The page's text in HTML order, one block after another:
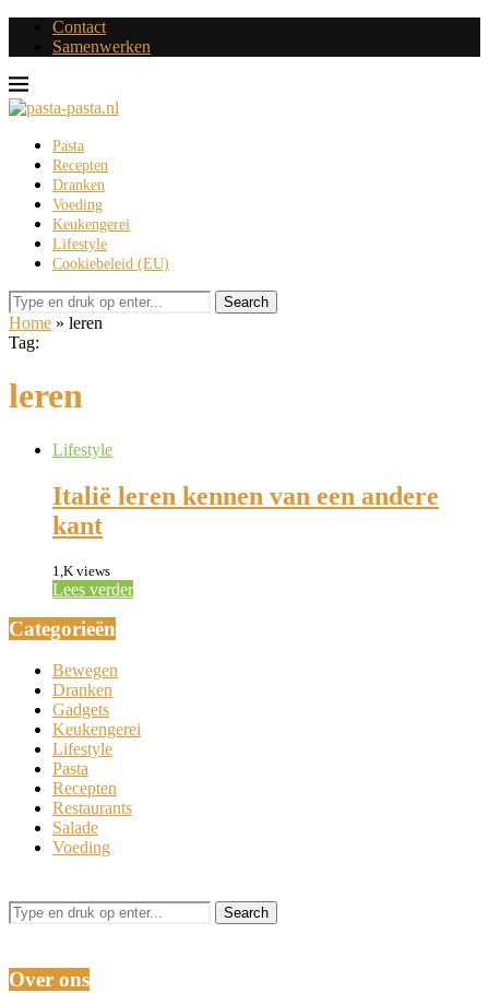
Contact
Samenwerken
Pasta
Recepten
Dranken
Voeding
Keukengerei
Lifestyle
Cookiebeleid (EU)
Search
Home » leren
Tag:
leren
Lifestyle
Italië leren kennen van een andere
kant
1,K views
Lees verder
Categorieën
Bewegen
Dranken
Gadgets
Keukengerei
Lifestyle
Pasta
Recepten
Restaurants
Salade
Voeding
Over ons